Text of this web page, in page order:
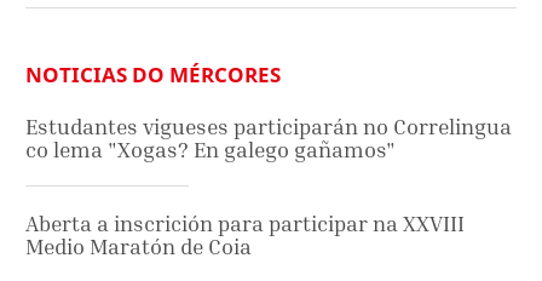
NOTICIAS DO MÉRCORES
Estudantes vigueses participarán no Correlingua
co lema "Xogas? En galego gañamos"
Aberta a inscrición para participar na XXVIII
Medio Maratón de Coia